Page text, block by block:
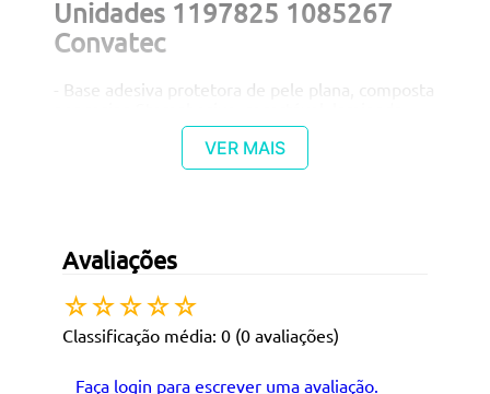
Unidades 1197825 1085267
Convatec
- Base adesiva protetora de pele plana, composta
com ?lme de polietileno e protegida por papel de
silicone. - Borda ?exível de adesivo acrílico
hipoalergênico e ?ange de baixo per?l com
VER MAIS
Avaliações
☆☆☆☆☆
Classificação média: 0 (0 avaliações)
Faça login para escrever uma avaliação.